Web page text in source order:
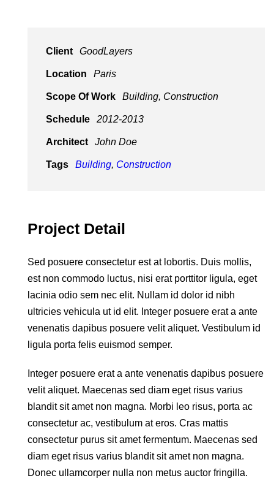
Client GoodLayers
Location Paris
Scope Of Work Building, Construction
Schedule 2012-2013
Architect John Doe
Tags Building, Construction
Project Detail
Sed posuere consectetur est at lobortis. Duis mollis,
est non commodo luctus, nisi erat porttitor ligula, eget
lacinia odio sem nec elit. Nullam id dolor id nibh
ultricies vehicula ut id elit. Integer posuere erat a ante
venenatis dapibus posuere velit aliquet. Vestibulum id
ligula porta felis euismod semper.
Integer posuere erat a ante venenatis dapibus posuere
velit aliquet. Maecenas sed diam eget risus varius
blandit sit amet non magna. Morbi leo risus, porta ac
consectetur ac, vestibulum at eros. Cras mattis
consectetur purus sit amet fermentum. Maecenas sed
diam eget risus varius blandit sit amet non magna.
Donec ullamcorper nulla non metus auctor fringilla.